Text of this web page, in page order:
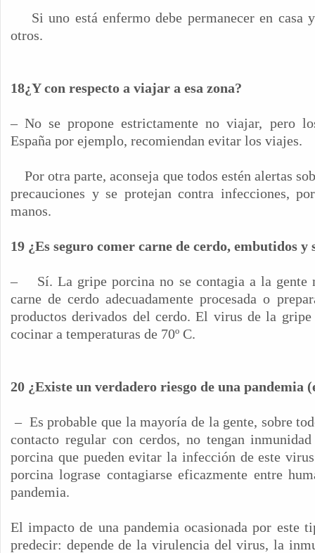
Si uno está enfermo debe permanecer en
otros.
18¿Y con respecto a viajar a esa zona?
– No se propone estrictamente no viajar, pero
España por ejemplo, recomiendan evitar los viajes.
Por otra parte, aconseja que todos estén alertas
precauciones y se protejan contra infecciones,
manos.
19 ¿Es seguro comer carne de cerdo, embutidos y
–
Sí. La gripe porcina no se contagia a la gente
carne de cerdo adecuadamente procesada o
productos derivados del cerdo. El virus de la
cocinar a temperaturas de 70º C.
20 ¿Existe un verdadero riesgo de una pandemia
– Es probable que la mayoría de la gente, sobre
contacto regular con cerdos, no tengan
porcina que pueden evitar la infección de este
porcina lograse contagiarse eficazmente entre
pandemia.
El impacto de una pandemia ocasionada por este
predecir: depende de la virulencia del virus, la